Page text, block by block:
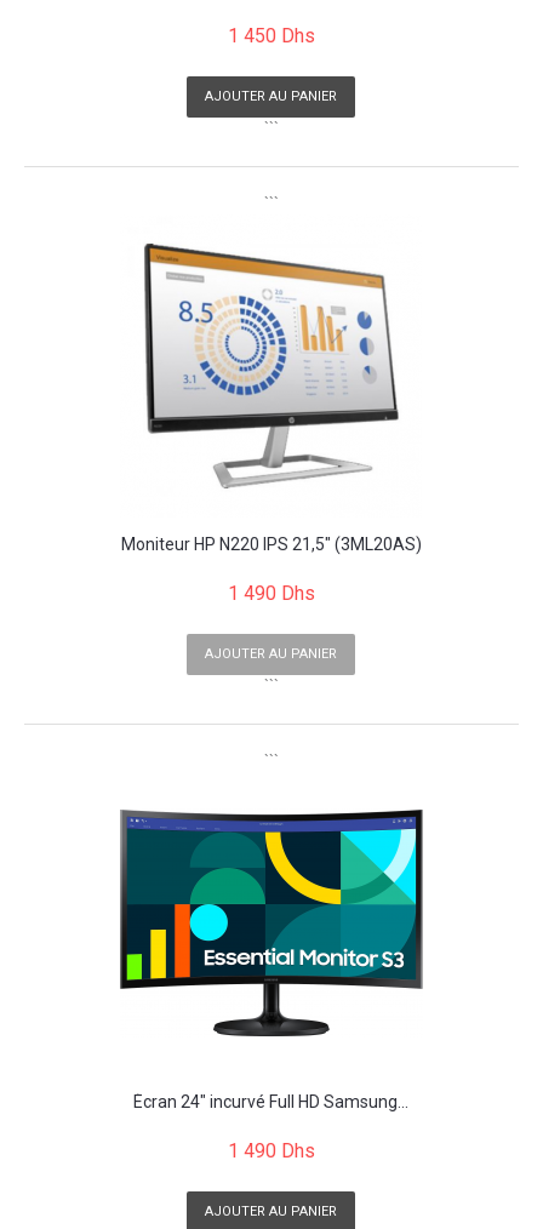
1 450 Dhs
AJOUTER AU PANIER
```
```
Moniteur HP N220 IPS 21,5" (3ML20AS)
1 490 Dhs
AJOUTER AU PANIER
```
```
Écran 24" incurvé Full HD Samsung...
1 490 Dhs
AJOUTER AU PANIER